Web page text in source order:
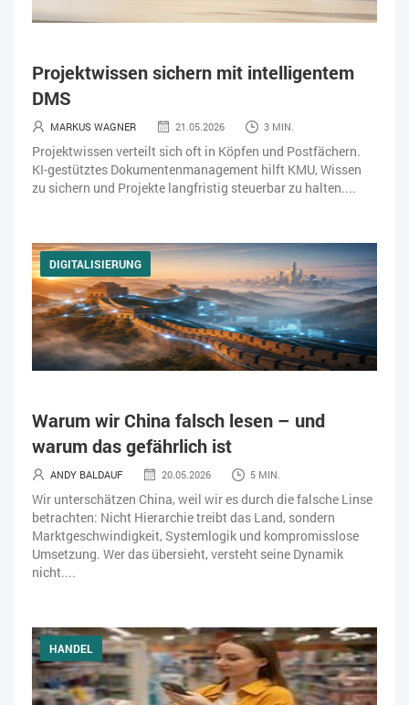
Projektwissen sichern mit intelligentem
DMS
MARKUS WAGNER 21.05.2026 3 MIN.
Projektwissen verteilt sich oft in Köpfen und Postfächern.
KI-gestütztes Dokumentenmanagement hilft KMU, Wissen
zu sichern und Projekte langfristig steuerbar zu halten....
DIGITALISIERUNG
Warum wir China falsch lesen – und
warum das gefährlich ist
ANDY BALDAUF 20.05.2026 5 MIN.
Wir unterschätzen China, weil wir es durch die falsche Linse
betrachten: Nicht Hierarchie treibt das Land, sondern
Marktgeschwindigkeit, Systemlogik und kompromisslose
Umsetzung. Wer das übersieht, versteht seine Dynamik
nicht....
HANDEL